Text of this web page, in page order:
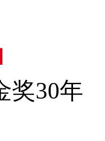
奖30年